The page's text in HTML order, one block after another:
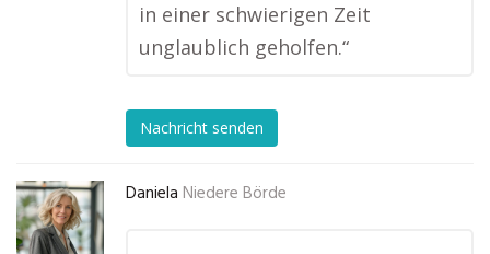
in einer schwierigen Zeit
unglaublich geholfen.“
Nachricht senden
Daniela Niedere Börde